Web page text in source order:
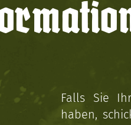
Falls Sie
haben,